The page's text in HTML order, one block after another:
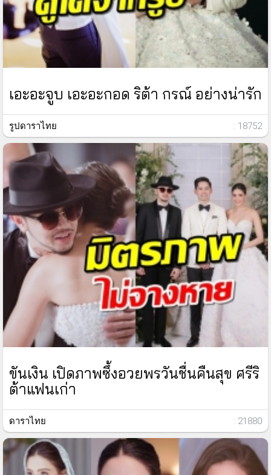
เอะอะจูบ เอะอะกอด ริต้า กรณ์ อย่างน่ารัก
รูปดาราไทย : 18752
ขันเงิน เปิดภาพซึ้งอวยพรวันชื่นคืนสุข ศรีริ
ต้าแฟนเก่า
ดาราไทย : 21880